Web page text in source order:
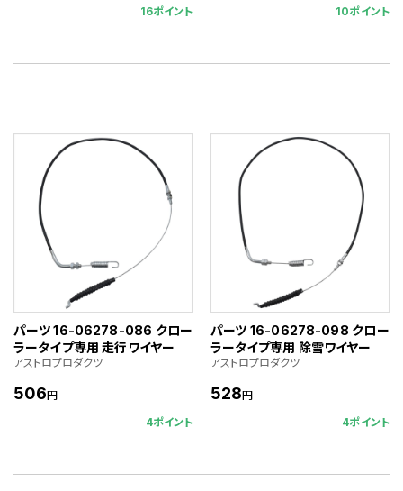
16ポイント 10ポイント
パーツ 16-06278-086 クロー
ラータイプ専用 走行ワイヤー
アストロプロダクツ
506円
4ポイント
パーツ 16-06278-098 クロー
ラータイプ専用 除雪ワイヤー
アストロプロダクツ
528円
4ポイント